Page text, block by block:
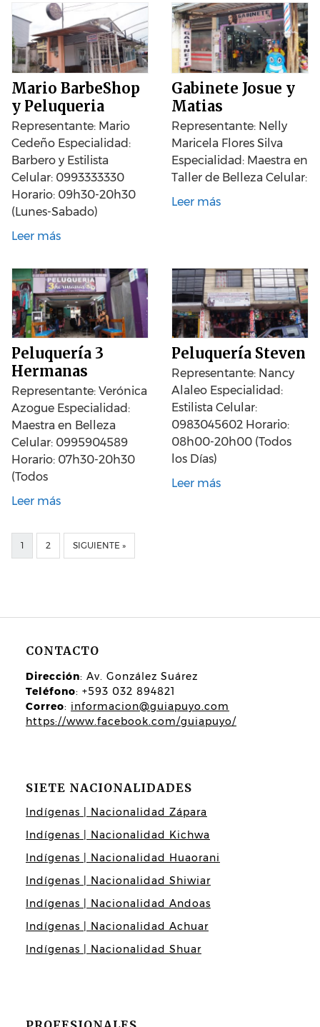
Mario BarbeShop
y Peluqueria
Representante: Mario
Cedeño Especialidad:
Barbero y Estilista
Celular: 0993333330
Horario: 09h30-20h30
(Lunes-Sabado)
Leer más
Gabinete Josue y
Matias
Representante: Nelly
Maricela Flores Silva
Especialidad: Maestra en
Taller de Belleza Celular:
Leer más
Peluquería 3
Hermanas
Representante: Verónica
Azogue Especialidad:
Maestra en Belleza
Celular: 0995904589
Horario: 07h30-20h30
(Todos
Leer más
Peluquería Steven
Representante: Nancy
Alaleo Especialidad:
Estilista Celular:
0983045602 Horario:
08h00-20h00 (Todos
los Días)
Leer más
1 2 SIGUIENTE »
CONTACTO
Dirección: Av. González Suárez
Teléfono: +593 032 894821
Correo: informacion@guiapuyo.com
https://www.facebook.com/guiapuyo/
SIETE NACIONALIDADES
Indígenas | Nacionalidad Zápara
Indígenas | Nacionalidad Kichwa
Indígenas | Nacionalidad Huaorani
Indígenas | Nacionalidad Shiwiar
Indígenas | Nacionalidad Andoas
Indígenas | Nacionalidad Achuar
Indígenas | Nacionalidad Shuar